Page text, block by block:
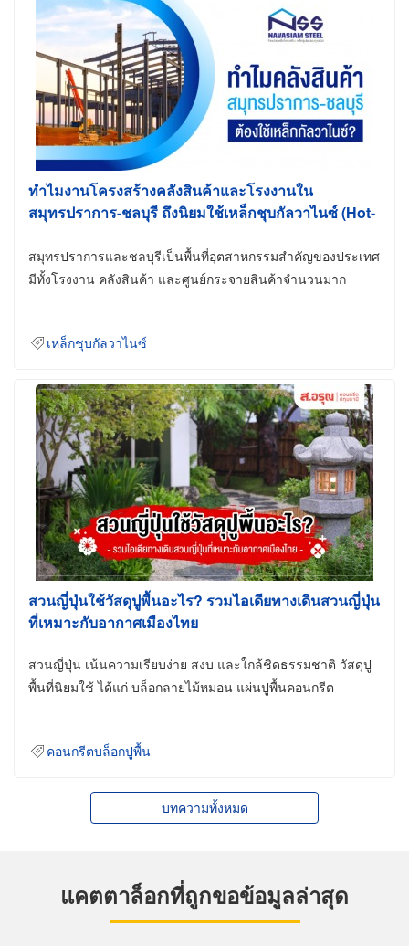
ทำไมงานโครงสร้างคลังสินค้าและโรงงานใน
สมุทรปราการ-ชลบุรี ถึงนิยมใช้เหล็กชุบกัลวาไนซ์ (Hot-
สมุทรปราการและชลบุรีเป็นพื้นที่อุตสาหกรรมสำคัญของประเทศ
มีทั้งโรงงาน คลังสินค้า และศูนย์กระจายสินค้าจำนวนมาก
เหล็กชุบกัลวาไนซ์
สวนญี่ปุ่นใช้วัสดุปูพื้นอะไร? รวมไอเดียทางเดินสวนญี่ปุ่น
ที่เหมาะกับอากาศเมืองไทย
สวนญี่ปุ่น เน้นความเรียบง่าย สงบ และใกล้ชิดธรรมชาติ วัสดุปู
พื้นที่นิยมใช้ ได้แก่ บล็อกลายไม้หมอน แผ่นปูพื้นคอนกรีต
คอนกรีตบล็อกปูพื้น
บทความทั้งหมด
แคตตาล็อกที่ถูกขอข้อมูลล่าสุด